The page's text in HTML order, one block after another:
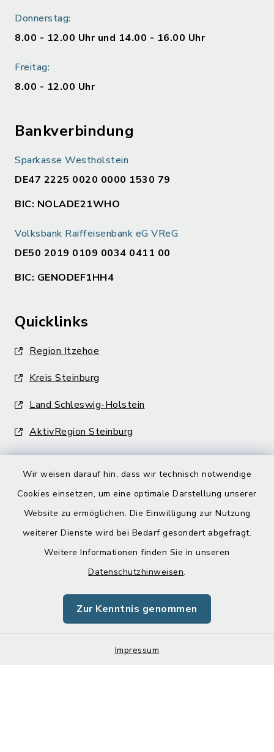
Wir weisen darauf hin, dass wir technisch notwendige
Cookies einsetzen, um eine optimale Darstellung unserer
Website zu ermöglichen. Die Einwilligung zur Nutzung
weiterer Dienste wird bei Bedarf gesondert abgefragt.
Weitere Informationen finden Sie in unseren
Datenschutzhinweisen.
Zur Kenntnis genommen
Impressum
Donnerstag:
8.00 - 12.00 Uhr und 14.00 - 16.00 Uhr
Freitag:
8.00 - 12.00 Uhr
Bankverbindung
Sparkasse Westholstein
DE47 2225 0020 0000 1530 79
BIC: NOLADE21WHO
Volksbank Raiffeisenbank eG VReG
DE50 2019 0109 0034 0411 00
BIC: GENODEF1HH4
Quicklinks
Region Itzehoe
Kreis Steinburg
Land Schleswig-Holstein
AktivRegion Steinburg
Barrierefreiheit
Impressum
Sitemap